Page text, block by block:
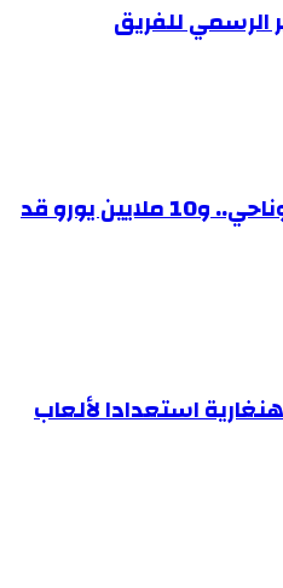
الرسمي للفريق
برشلونة يعيد فتح ملف أوناحي.. و10 ملايين يورو قد
استعدادا لألعاب